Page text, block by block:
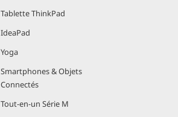
Tablette ThinkPad
IdeaPad
Yoga
Smartphones & Objets
Connectés
Tout-en-un Série M